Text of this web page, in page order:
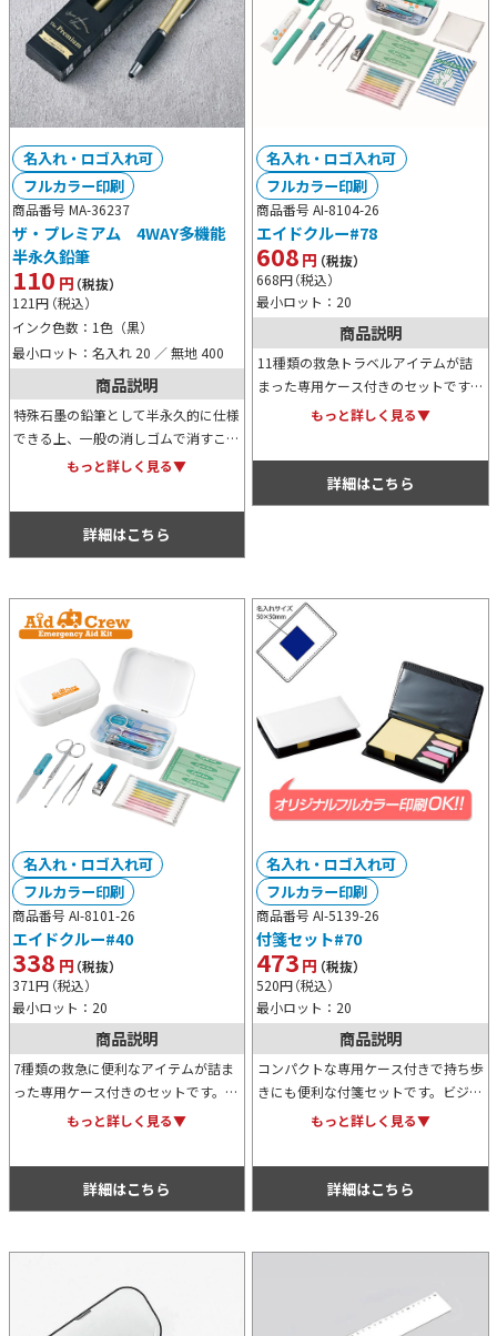
商品番号 MA-36237
ザ・プレミアム 4WAY多機能
半永久鉛筆
110 円（税抜）
121円（税込）
インク色数：1色（黒）
最小ロット：名入れ 20 ／ 無地 400
名入れ・ロゴ入れ可
フルカラー印刷
商品説明
特殊石墨の鉛筆として半永久的に仕様
できる上、一般の消しゴムで消すこと
もできる便利アイテムです。またボー
能も、これ一本で済ませられる優れモ
もっと詳しく見る▼
詳細はこちら
商品番号 AI-8104-26
エイドクルー#78
608円（税抜）
668円（税込）
最小ロット：20
名入れ・ロゴ入れ可
フルカラー印刷
商品説明
11種類の救急トラベルアイテムが詰
まった専用ケース付きのセットです。
コンパクトなサイズ感のため持ち歩く
もっと詳しく見る▼
詳細はこちら
商品番号 AI-8101-26
エイドクルー#40
338 円（税抜）
371円（税込）
最小ロット：20
名入れ・ロゴ入れ可
フルカラー印刷
商品説明
7種類の救急に便利なアイテムが詰ま
った専用ケース付きのセットです。コ
ンパクトなサイズ感のため持ち歩くの
もっと詳しく見る▼
詳細はこちら
商品番号 AI-5139-26
付箋セット#70
473円（税抜）
520円（税込）
最小ロット：20
名入れ・ロゴ入れ可
フルカラー印刷
商品説明
コンパクトな専用ケース付きで持ち歩
きにも便利な付箋セットです。ビジネ
スにも学業にも役立つアイテムのた
もっと詳しく見る▼
詳細はこちら